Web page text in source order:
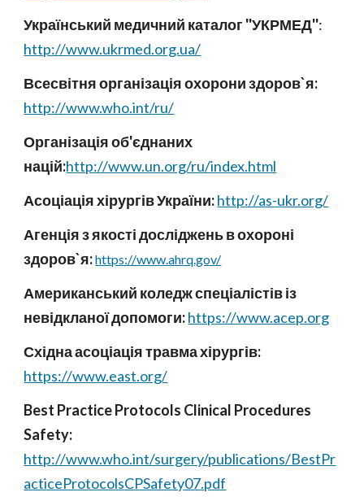
Український медичний каталог ''УКРМЕД'':
http://www.ukrmed.org.ua/
Всесвітня організація охорони здоров`я:
http://www.who.int/ru/
Організація об'єднаних
націй:http://www.un.org/ru/index.html
Асоціація хірургів України:http://as-ukr.org/
Агенція з якості досліджень в охороні
здоров`я:https://www.ahrq.gov/
Американський коледж спеціалістів із
невідкланої допомоги:https://www.acep.org
Східна асоціація травма хірургів:
https://www.east.org/
Best Practice Protocols Clinical Procedures
Safety:
http://www.who.int/surgery/publications/BestPr
acticeProtocolsCPSafety07.pdf